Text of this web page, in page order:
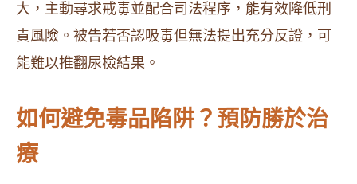
大，主動尋求戒毒並配合司法程序，能有效降低刑
責風險。被告若否認吸毒但無法提出充分反證，可
能難以推翻尿檢結果。
如何避免毒品陷阱？預防勝於治
療